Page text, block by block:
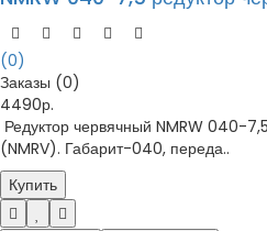
(0)
Заказы (0)
4490р.
Редуктор червячный NMRW 040-
(NMRV). Габарит-040, переда..
Купить